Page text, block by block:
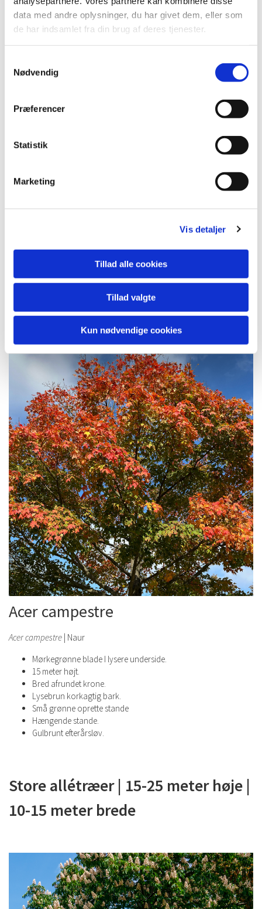
data med andre oplysninger, du har givet dem, eller som
de har indsamlet fra din brug af deres tjenester.
Nødvendig
Præferencer
Statistik
Marketing
Vis detaljer
Tillad alle cookies
Tillad valgte
Kun nødvendige cookies
Prunus padus
15 meter højt
Bred afrundet krone.
Hvide duftende blomster.
Gul-rødt efterårsløv.
Acer campestre
Acer campestre | Naur
Mørkegrønne blade I lysere underside.
15 meter højt.
Bred afrundet krone.
Lysebrun korkagtig bark.
Små grønne oprette stande
Hængende stande.
Gulbrunt efterårsløv.
Store allétræer | 15-25 meter høje |
10-15 meter brede